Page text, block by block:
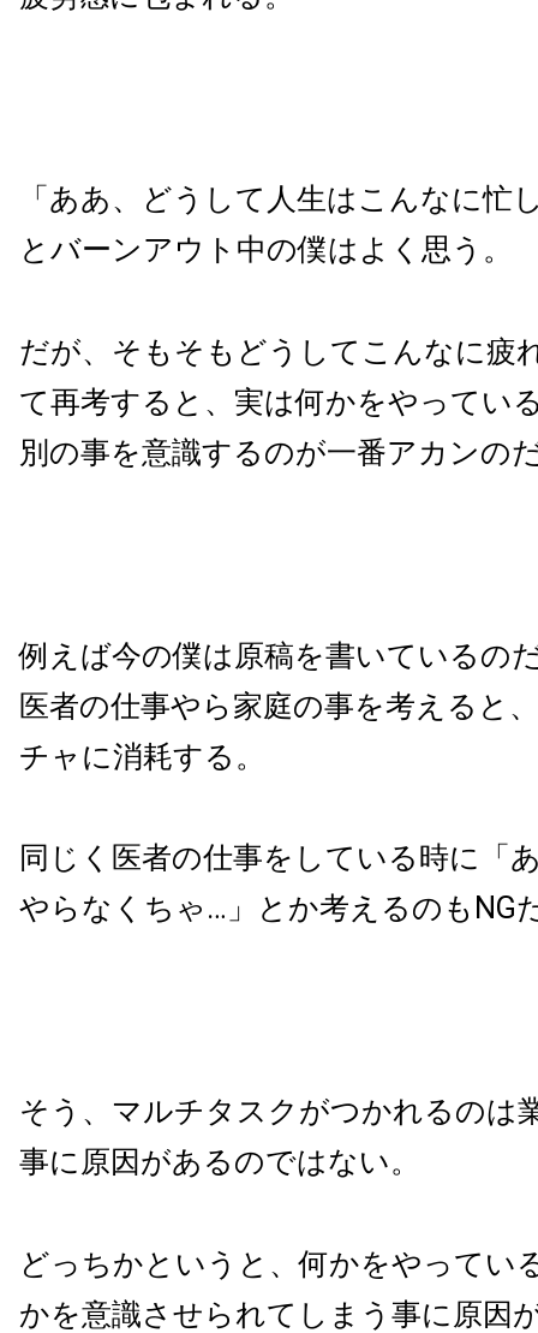
「ああ、どうして人生はこんなに忙
とバーンアウト中の僕はよく思う。
だが、そもそもどうしてこんなに疲
て再考すると、実は何かをやってい
別の事を意識するのが一番アカンの
例えば今の僕は原稿を書いているの
医者の仕事やら家庭の事を考えると
チャに消耗する。
同じく医者の仕事をしている時に「
やらなくちゃ…」とか考えるのもNG
そう、マルチタスクがつかれるのは
事に原因があるのではない。
どっちかというと、何かをやってい
かを意識させられてしまう事に原因